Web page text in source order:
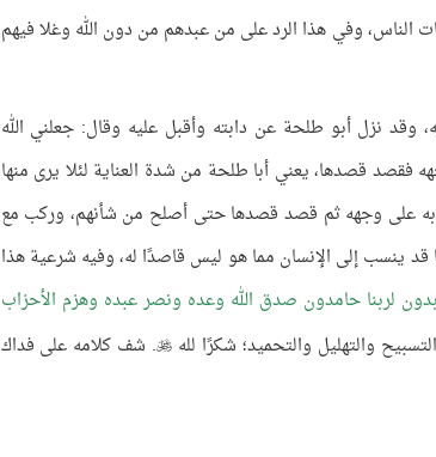
الناس، وفي هذا الرد على من عبدهم من دون الله وغلا فيهم
وقد نزل أبو طلحة عن دابته وأقبل عليه وقال: جعلني الله
فقصد قصدها، يعني أبا طلحة من شدة العناية لئلا يرى منها
على وجهه ثم قصد قصدها حتى أصلح من شأنهم، وركب مع
قد ينسب إلى الإنسان مما هو ليس قاصدًا له، وفيه شرعية هذا
لربنا حامدون صدق الله وعده ونصر عبده وهزم الأحزاب
والتهليل والتحميد؛ شكرًا لله . شف كلامه على فداك